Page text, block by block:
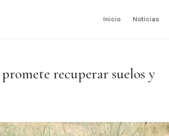
Inicio Noticias
recuperar suelos y